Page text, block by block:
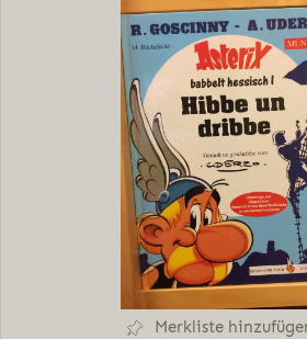
Merkliste